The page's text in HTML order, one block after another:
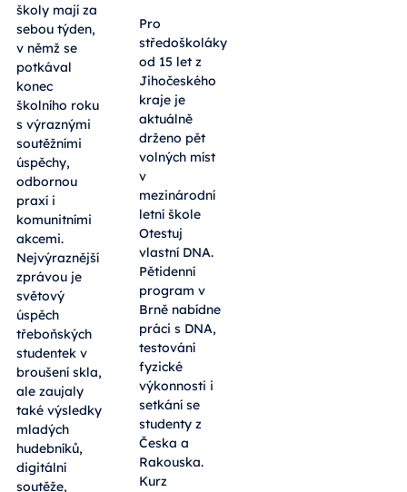
školy mají za
sebou týden,
v němž se
potkával
konec
školního roku
s výraznými
soutěžními
úspěchy,
odbornou
praxí i
komunitními
akcemi.
Nejvýraznější
zprávou je
světový
úspěch
třeboňských
studentek v
broušení skla,
ale zaujaly
také výsledky
mladých
hudebníků,
digitální
soutěže,
Pro
středoškoláky
od 15 let z
Jihočeského
kraje je
aktuálně
drženo pět
volných míst
v
mezinárodní
letní škole
Otestuj
vlastní DNA.
Pětidenní
program v
Brně nabídne
práci s DNA,
testování
fyzické
výkonnosti i
setkání se
studenty z
Česka a
Rakouska.
Kurz